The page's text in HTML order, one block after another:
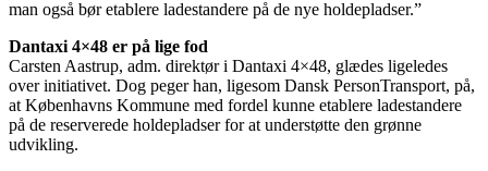
man også bør etablere ladestandere på de nye holdepladser.”
Dantaxi 4×48 er på lige fod
Carsten Aastrup, adm. direktør i Dantaxi 4×48, glædes ligeledes
over initiativet. Dog peger han, ligesom Dansk PersonTransport, på,
at Københavns Kommune med fordel kunne etablere ladestandere
på de reserverede holdepladser for at understøtte den grønne
udvikling.